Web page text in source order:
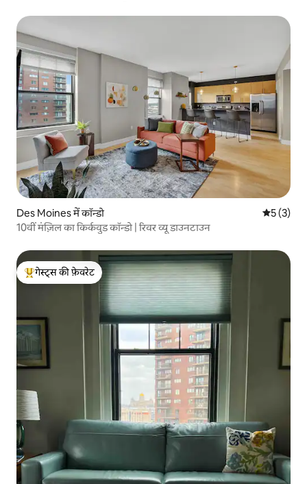
Des Moines में कॉन्डो औसत रेटिंग
5 (3)
10वीं मंज़िल का किर्कवुड कॉन्डो | रिवर व्यू डाउनटाउन
गेस्ट्स का टॉप फ़ेवरेट
गेस्ट्स की फ़ेवरेट